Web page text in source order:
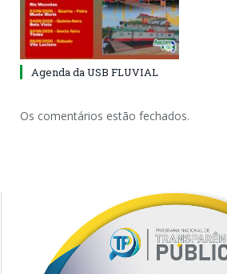
Agenda da USB FLUVIAL
Os comentários estão fechados.